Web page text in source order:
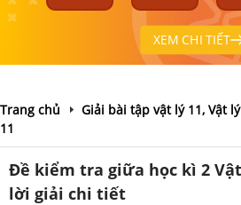
XEM CHI TIẾT
Trang chủ
Giải bài tập vật lý 11, Vật
11
Đề kiểm tra giữa học kì 2
lời giải chi tiết